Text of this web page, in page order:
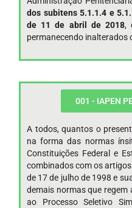
dos subitens 5.1.1.4 e
de 11 de abril de 2018,
permanecendo inalterados
001 - IAPEN
A todos, quantos o
na forma das normas
Constituições Federal e
combinados com os artigos
de 17 de julho de 1998 e
demais normas que
ao Processo Seletivo